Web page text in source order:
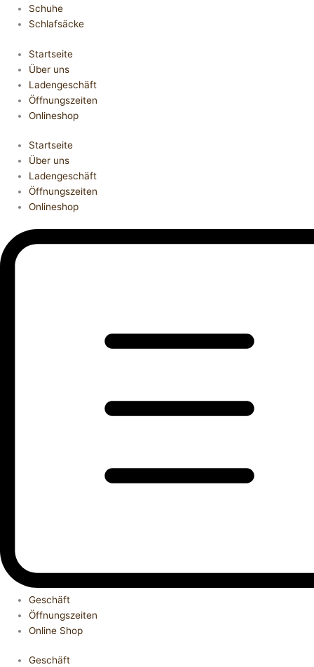
Schuhe
Schlafsäcke
Startseite
Über uns
Ladengeschäft
Öffnungszeiten
Onlineshop
Startseite
Über uns
Ladengeschäft
Öffnungszeiten
Onlineshop
Geschäft
Öffnungszeiten
Online Shop
Geschäft